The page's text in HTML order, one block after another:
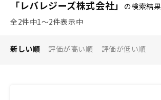
「レバレジーズ株式会社」
の検索結果
全2件中1〜2件表示中
新しい順 評価が高い順 評価が低い順